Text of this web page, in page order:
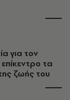
για τον
τα
ζωής του